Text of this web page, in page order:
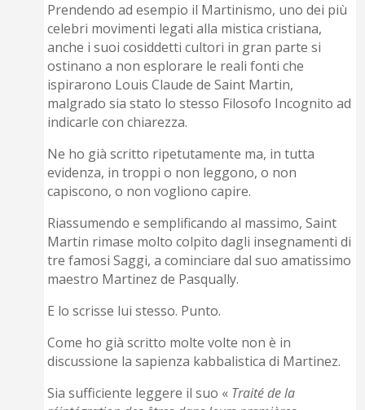
Prendendo ad esempio il Martinismo, uno dei più
celebri movimenti legati alla mistica cristiana,
anche i suoi cosiddetti cultori in gran parte si
ostinano a non esplorare le reali fonti che
ispirarono Louis Claude de Saint Martin,
malgrado sia stato lo stesso Filosofo Incognito ad
indicarle con chiarezza.
Ne ho già scritto ripetutamente ma, in tutta
evidenza, in troppi o non leggono, o non
capiscono, o non vogliono capire.
Riassumendo e semplificando al massimo, Saint
Martin rimase molto colpito dagli insegnamenti di
tre famosi Saggi, a cominciare dal suo amatissimo
maestro Martinez de Pasqually.
E lo scrisse lui stesso. Punto.
Come ho già scritto molte volte non è in
discussione la sapienza kabbalistica di Martinez.
Sia sufficiente leggere il suo « Traité de la